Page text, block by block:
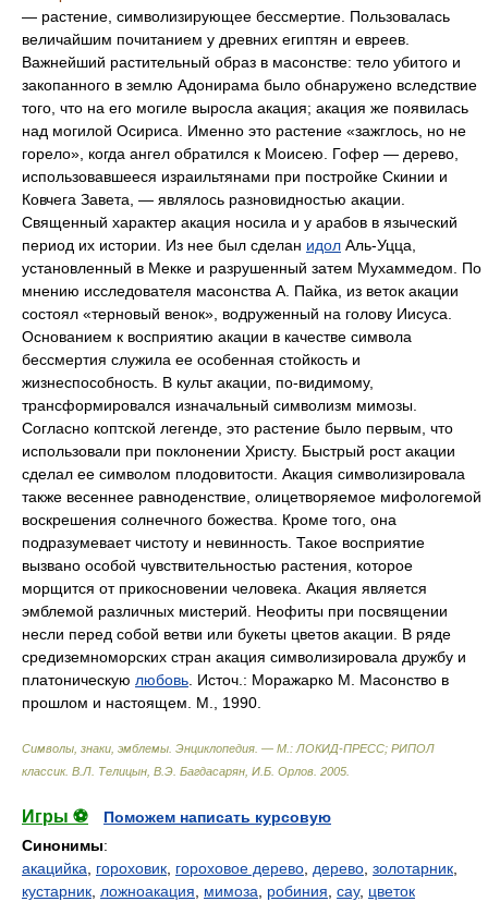
— растение, символизирующее бессмертие. Пользовалась
величайшим почитанием у древних египтян и евреев.
Важнейший растительный образ в масонстве: тело убитого и
закопанного в землю Адонирама было обнаружено вследствие
того, что на его могиле выросла акация; акация же появилась
над могилой Осириса. Именно это растение «зажглось, но не
горело», когда ангел обратился к Моисею. Гофер — дерево,
использовавшееся израильтянами при постройке Скинии и
Ковчега Завета, — являлось разновидностью акации.
Священный характер акация носила и у арабов в языческий
период их истории. Из нее был сделан идол Аль-Уцца,
установленный в Мекке и разрушенный затем Мухаммедом. По
мнению исследователя масонства А. Пайка, из веток акации
состоял «терновый венок», водруженный на голову Иисуса.
Основанием к восприятию акации в качестве символа
бессмертия служила ее особенная стойкость и
жизнеспособность. В культ акации, по-видимому,
трансформировался изначальный символизм мимозы.
Согласно коптской легенде, это растение было первым, что
использовали при поклонении Христу. Быстрый рост акации
сделал ее символом плодовитости. Акация символизировала
также весеннее равноденствие, олицетворяемое мифологемой
воскрешения солнечного божества. Кроме того, она
подразумевает чистоту и невинность. Такое восприятие
вызвано особой чувствительностью растения, которое
морщится от прикосновении человека. Акация является
эмблемой различных мистерий. Неофиты при посвящении
несли перед собой ветви или букеты цветов акации. В ряде
средиземноморских стран акация символизировала дружбу и
платоническую любовь . Источ.: Моражарко М. Масонство в
прошлом и настоящем. М., 1990.
Символы, знаки, эмблемы. Энциклопедия. — М.: ЛОКИД-ПРЕСС; РИПОЛ
классик. В.Л. Телицын, В.Э. Багдасарян, И.Б. Орлов 2005
Игры ⚽
Поможем написать курсовую
Синонимы:
акацийка
гороховик гороховое дерево дерево золотарник
кустарник ложноакация мимоза робиния сау, цветок